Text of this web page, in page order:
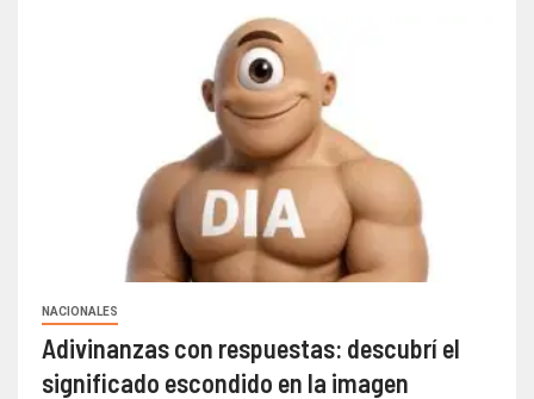
NACIONALES
Adivinanzas con respuestas: descubrí el
significado escondido en la imagen